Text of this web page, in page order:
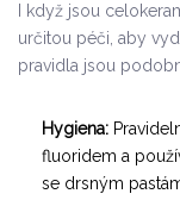
I když jsou
určitou péči, aby
pravidla jsou
Hygiena:
fluoridem a
se drsným